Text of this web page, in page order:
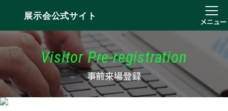
展示会公式サイト
メニュー
Visitor Pre-registration
事前来場登録